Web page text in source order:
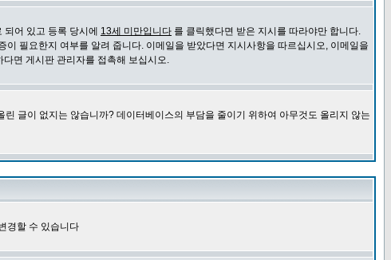
어 있고 등록 당시에 13세 미만입니다 를 클릭했다면 받은 지시를 따라야만 합니다.
필요한지 여부를 알려 줍니다. 이메일을 받았다면 지시사항을 따르십시오, 이메일을
면 게시판 관리자를 접촉해 보십시오.
글이 없지는 않습니까? 데이터베이스의 부담을 줄이기 위하여 아무것도 올리지 않는
경할 수 있습니다